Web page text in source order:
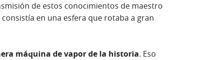
de estos conocimientos de maestro
en una esfera que rotaba a gran
máquina de vapor de la historia. Eso